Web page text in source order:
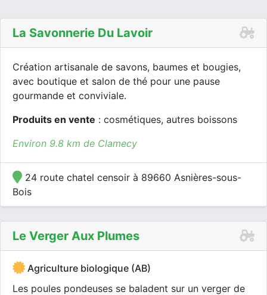
La Savonnerie Du Lavoir
Création artisanale de savons, baumes et bougies,
avec boutique et salon de thé pour une pause
gourmande et conviviale.
Produits en vente : cosmétiques, autres boissons
Environ 9.8 km de Clamecy
24 route chatel censoir à 89660 Asnières-sous-
Bois
Le Verger Aux Plumes
Agriculture biologique (AB)
Les poules pondeuses se baladent sur un verger de